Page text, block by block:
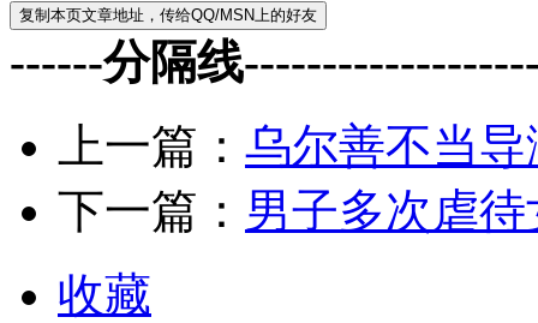
------分隔线
上一篇： 乌尔善不当
下一篇： 男子多次虐
收藏